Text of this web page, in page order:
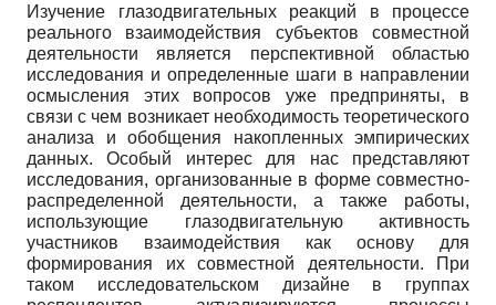
Изучение глазодвигательных реакций в процессе
реального взаимодействия субъектов совместной
деятельности является перспективной областью
исследования и определенные шаги в направлении
осмысления этих вопросов уже предприняты, в
связи с чем возникает необходимость теоретического
анализа и обобщения накопленных эмпирических
данных. Особый интерес для нас представляют
исследования, организованные в форме совместно-
распределенной деятельности, а также работы,
использующие глазодвигательную активность
участников взаимодействия как основу для
формирования их совместной деятельности. При
таком исследовательском дизайне в группах